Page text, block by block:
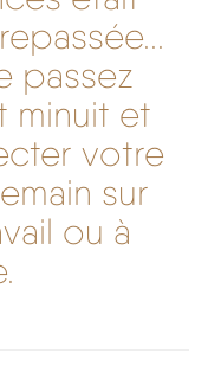
passez
minuit et
votre
sur
ou à